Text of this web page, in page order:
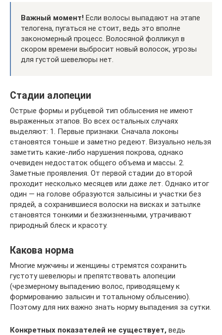
Важный момент! Если волосы выпадают на этапе
телогена, пугаться не стоит, ведь это вполне
закономерный процесс. Волосяной фолликул в
скором времени выбросит новый волосок, угрозы
для густой шевелюры нет.
Стадии алопеции
Острые формы и рубцевой тип облысения не имеют
выраженных этапов. Во всех остальных случаях
выделяют: 1. Первые признаки. Сначала локоны
становятся тоньше и заметно редеют. Визуально нельзя
заметить какие-либо нарушения покрова, однако
очевиден недостаток общего объема и массы. 2.
Заметные проявления. От первой стадии до второй
проходит несколько месяцев или даже лет. Однако итог
один — на голове образуются залысины и участки без
прядей, а сохранившиеся волоски на висках и затылке
становятся тонкими и безжизненными, утрачивают
природный блеск и красоту.
Какова норма
Многие мужчины и женщины стремятся сохранить
густоту шевелюры и препятствовать алопеции
(чрезмерному выпадению волос, приводящему к
формированию залысин и тотальному облысению).
Поэтому для них важно знать норму выпадения за сутки.
Конкретных показателей не существует, ведь